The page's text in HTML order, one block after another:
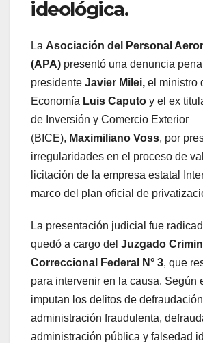
ideológica.
La Asociación del Personal
(APA) presentó una denuncia
presidente Javier Milei, el ministro
Economía Luis Caputo y el ex
de Inversión y Comercio Exterior
(BICE), Maximiliano Voss, por
irregularidades en el proceso de
licitación de la empresa estatal
marco del plan oficial de
La presentación judicial fue
quedó a cargo del Juzgado
Correccional Federal N° 3, que
para intervenir en la causa. Según
imputan los delitos de
administración fraudulenta,
administración pública y falsedad